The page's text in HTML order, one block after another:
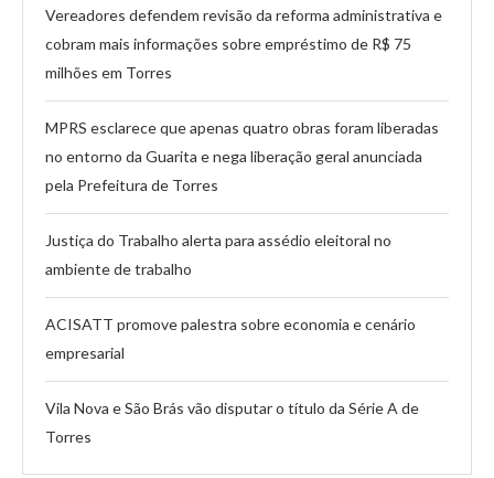
Vereadores defendem revisão da reforma administrativa e
cobram mais informações sobre empréstimo de R$ 75
milhões em Torres
MPRS esclarece que apenas quatro obras foram liberadas
no entorno da Guarita e nega liberação geral anunciada
pela Prefeitura de Torres
Justiça do Trabalho alerta para assédio eleitoral no
ambiente de trabalho
ACISATT promove palestra sobre economia e cenário
empresarial
Vila Nova e São Brás vão disputar o título da Série A de
Torres